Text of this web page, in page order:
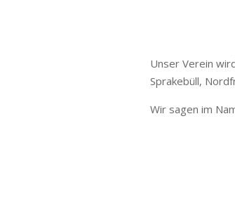
Unser Verein
Sprakebüll,
Wir sagen im